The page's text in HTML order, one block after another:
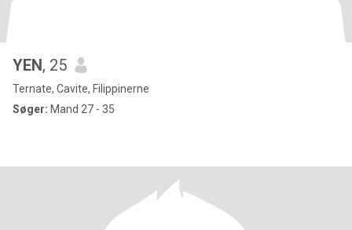
YEN, 25
Ternate, Cavite, Filippinerne
Søger: Mand 27 - 35